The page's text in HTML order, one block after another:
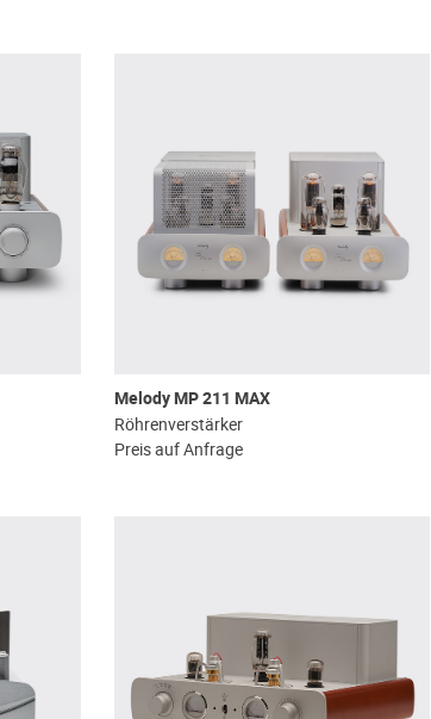
Melody MP 211 MAX
Röhrenverstärker
Preis auf Anfrage